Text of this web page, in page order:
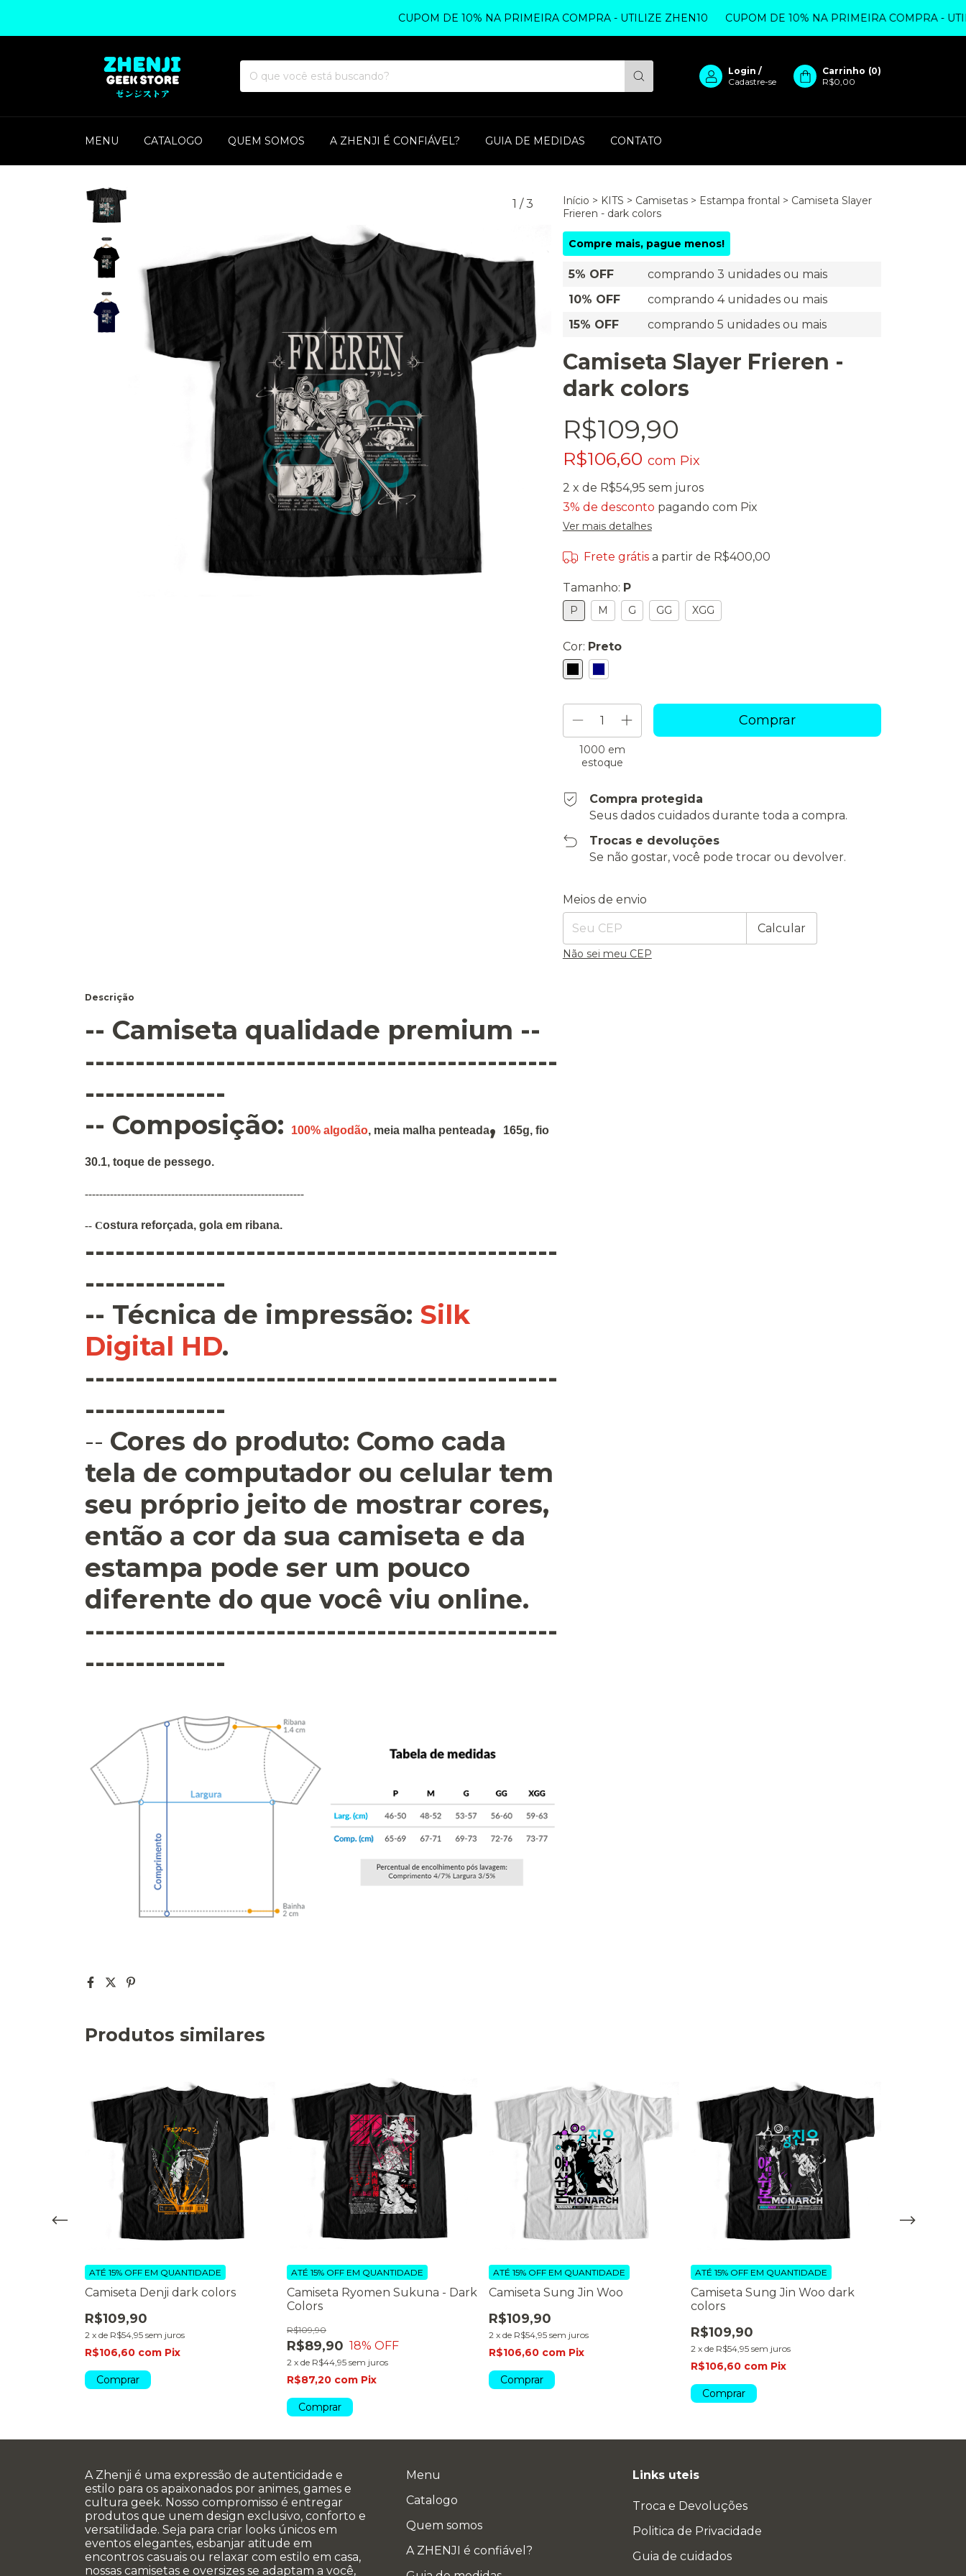
CUPOM DE 10% NA PRIMEIRA COMPRA - UTILIZE ZHEN10 CUPOM DE 10% NA PRIMEIRA COMPRA - UTILIZE
Login /
Cadastre-se
Carrinho (0)
R$0,00
MENU CATALOGO QUEM SOMOS A ZHENJI É CONFIÁVEL? GUIA DE MEDIDAS CONTATO
1 /3 Início > KITS > Camisetas > Estampa frontal > Camiseta Slayer
Frieren - dark colors
Compre mais, pague menos!
5% OFF
comprando 3 unidades ou mais
10% OFF
comprando 4 unidades ou mais
15% OFF
comprando 5 unidades ou mais
Camiseta Slayer Frieren -
dark colors
R$109,90
R$106,60 com Pix
2 x de R$54,95 sem juros
3% de desconto pagando com Pix
Ver mais detalhes
Frete grátis a partir de R$400,00
Tamanho: P
P M G GG XGG
Cor: Preto
1000 em
estoque
Compra protegida
Seus dados cuidados durante toda a compra.
Trocas e devoluções
Se não gostar, você pode trocar ou devolver.
Entregas para o CEP:
Meios de envio
Calcular
Não sei meu CEP
Descrição
-- Camiseta qualidade premium --
-----------------------------------------------
--------------
-- Composição:
100% algodão, meia malha penteada, 165g, fio
30.1, toque de pessego.
-------------------------------------------------------------
-- Costura reforçada, gola em ribana.
-----------------------------------------------
--------------
-- Técnica de impressão: Silk
Digital HD.
-----------------------------------------------
--------------
-- Cores do produto: Como cada
tela de computador ou celular tem
seu próprio jeito de mostrar cores,
então a cor da sua camiseta e da
estampa pode ser um pouco
diferente do que você viu online.
-----------------------------------------------
--------------
Produtos similares
Camiseta Denji dark colors
R$109,90
2 x de R$54,95 sem juros
ATÉ 15% OFF EM QUANTIDADE
R$106,60 com Pix
Comprar
Camiseta Ryomen Sukuna - Dark
Colors
R$89,90
R$109,90
18% OFF
2 x de R$44,95 sem juros
ATÉ 15% OFF EM QUANTIDADE
R$87,20 com Pix
Comprar
Camiseta Sung Jin Woo
R$109,90
2 x de R$54,95 sem juros
ATÉ 15% OFF EM QUANTIDADE
R$106,60 com Pix
Comprar
Camiseta Sung Jin Woo dark
colors
R$109,90
2 x de R$54,95 sem juros
ATÉ 15% OFF EM QUANTIDADE
R$106,60 com Pix
Comprar
A Zhenji é uma expressão de autenticidade e
estilo para os apaixonados por animes, games e
cultura geek. Nosso compromisso é entregar
produtos que unem design exclusivo, conforto e
versatilidade. Seja para criar looks únicos em
eventos elegantes, esbanjar atitude em
encontros casuais ou relaxar com estilo em casa,
nossas camisetas e oversizes se adaptam a você,
Menu
Catalogo
Quem somos
A ZHENJI é confiável?
Links uteis
Troca e Devoluções
Politica de Privacidade
Guia de cuidados